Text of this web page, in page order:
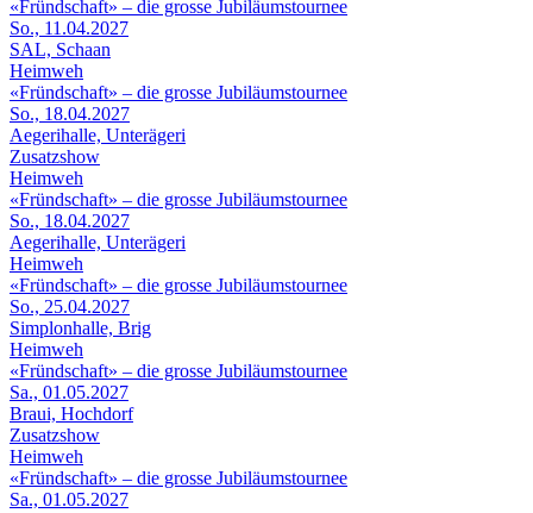
«Fründschaft» – die grosse Jubiläumstournee
So., 11.04.2027
SAL, Schaan
Heimweh
«Fründschaft» – die grosse Jubiläumstournee
So., 18.04.2027
Aegerihalle, Unterägeri
Zusatzshow
Heimweh
«Fründschaft» – die grosse Jubiläumstournee
So., 18.04.2027
Aegerihalle, Unterägeri
Heimweh
«Fründschaft» – die grosse Jubiläumstournee
So., 25.04.2027
Simplonhalle, Brig
Heimweh
«Fründschaft» – die grosse Jubiläumstournee
Sa., 01.05.2027
Braui, Hochdorf
Zusatzshow
Heimweh
«Fründschaft» – die grosse Jubiläumstournee
Sa., 01.05.2027